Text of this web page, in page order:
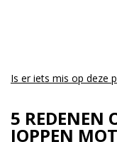
Topsnelheid van
Sachs
schokdemper
Is er iets mis op deze
5 REDENEN
JOPPEN